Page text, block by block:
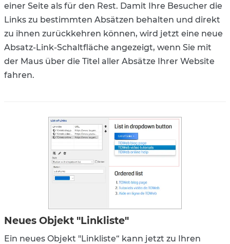
einer Seite als für den Rest. Damit Ihre Besucher die
Links zu bestimmten Absätzen behalten und direkt
zu ihnen zurückkehren können, wird jetzt eine neue
Absatz-Link-Schaltfläche angezeigt, wenn Sie mit
der Maus über die Titel aller Absätze Ihrer Website
fahren.
Neues Objekt "Linkliste"
Ein neues Objekt "Linkliste“ kann jetzt zu Ihren